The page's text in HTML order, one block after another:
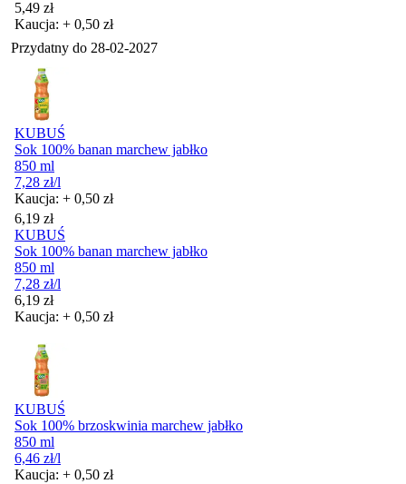
Cena
5,49 zł
Kaucja: + 0,50 zł
Przydatny do 28-02-2027
KUBUŚ
Sok 100% banan marchew jabłko
850 ml
7,28 zł/l
Kaucja: + 0,50 zł
Cena
6,19 zł
KUBUŚ
Sok 100% banan marchew jabłko
850 ml
7,28 zł/l
Cena
6,19 zł
Kaucja: + 0,50 zł
KUBUŚ
Sok 100% brzoskwinia marchew jabłko
850 ml
6,46 zł/l
Kaucja: + 0,50 zł